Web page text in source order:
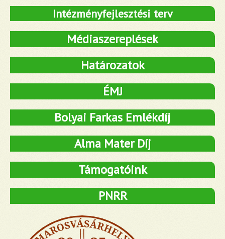
Intézményfejlesztési terv
Médiaszereplések
Határozatok
ÉMJ
Bolyai Farkas Emlékdíj
Alma Mater Díj
Támogatóink
PNRR